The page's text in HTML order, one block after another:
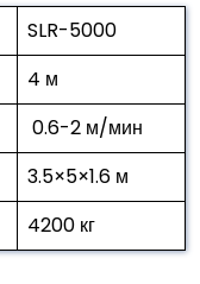
SLR-5000
4 м
0.6-2 м/мин
3.5×5×1.6 м
4200 кг